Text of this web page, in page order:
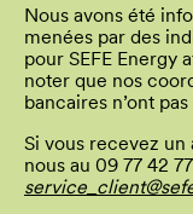
principal
Nous avons été
menées par des
pour SEFE Energy
noter que nos
bancaires n’ont
Si vous recevez
nous au 09 77 42